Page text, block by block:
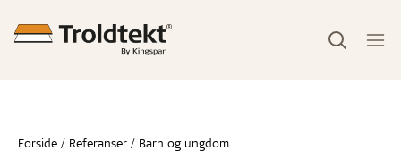
Forside Referanser Barn og ungdom